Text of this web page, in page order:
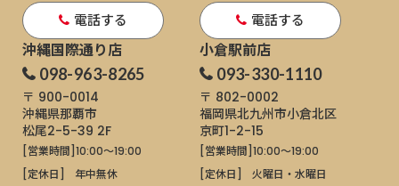
電話する 電話する
沖縄国際通り店
098-963-8265
〒 900-0014
沖縄県那覇市
松尾2-5-39 2F
[営業時間] 10:00～19:00
[定休日]
年中無休
小倉駅前店
093-330-1110
〒 802-0002
福岡県北九州市小倉北区
京町1-2-15
[営業時間] 10:00～19:00
[定休日]
火曜日・水曜日